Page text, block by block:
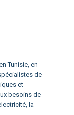
Tunisie, en
de
et
besoins de
la